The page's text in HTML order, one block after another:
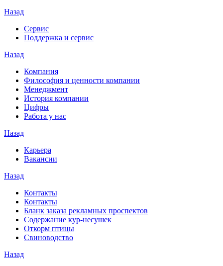
Назад
Сервис
Поддержка и сервис
Назад
Компания
Философия и ценности компании
Менеджмент
История компании
Цифры
Работа у нас
Назад
Карьера
Вакансии
Назад
Контакты
Контакты
Бланк заказа рекламных проспектов
Содержание кур-несушек
Откорм птицы
Свиноводство
Назад